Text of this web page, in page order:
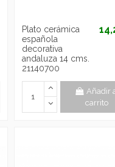
Plato cerámica
española
decorativa
andaluza 14 cms.
21140700
Añadir
carrito